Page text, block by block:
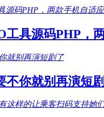
工具源码PHP，
不你就别再演短